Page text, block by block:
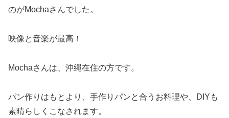
のがMochaさんでした。
映像と音楽が最高！
Mochaさんは、沖縄在住の方です。
パン作りはもとより、手作りパンと合うお料理や、DIYも
素晴らしくこなされます。